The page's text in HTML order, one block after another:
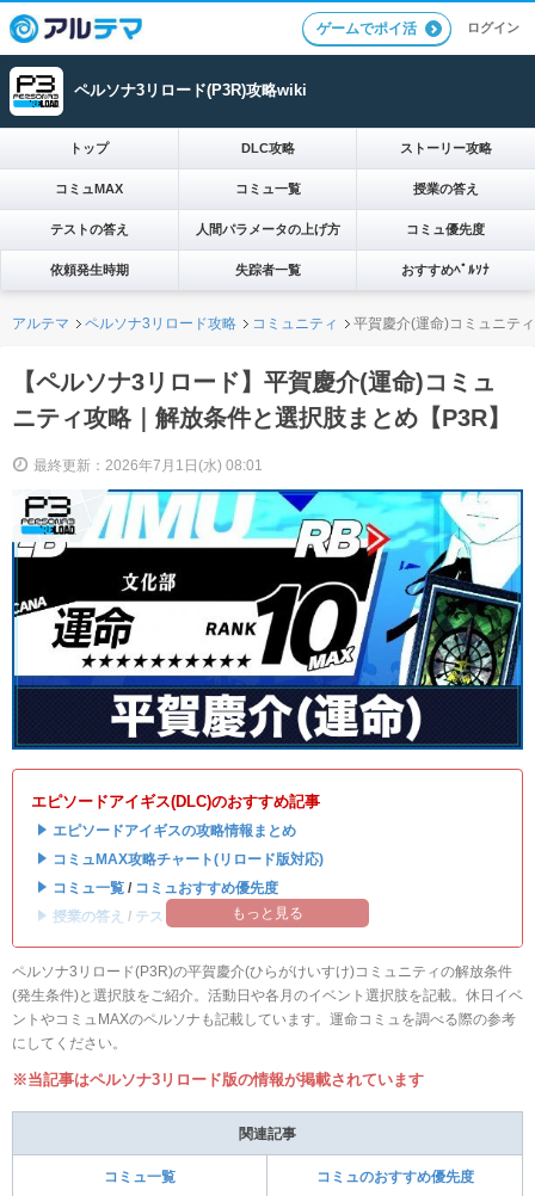
ゲームでポイ活 ログイン
ペルソナ3リロード(P3R)攻略wiki
トップ DLC攻略 ストーリー攻略
コミュMAX コミュ一覧 授業の答え
テストの答え 人間パラメータの上げ方 コミュ優先度
依頼発生時期 失踪者一覧 おすすめﾍﾟﾙｿﾅ
アルテマ ペルソナ3リロード攻略 コミュニティ 平賀慶介(運命)コミュニテ
【ペルソナ3リロード】平賀慶介(運命)コミュ
ニティ攻略｜解放条件と選択肢まとめ【P3R】
最終更新：2026年7月1日(水) 08:01
エピソードアイギス(DLC)のおすすめ記事
・ エピソードアイギスの攻略情報まとめ
・ コミュMAX攻略チャート(リロード版対応)
・ コミュ一覧 / コミュおすすめ優先度
・ 授業の答え / テストの答え もっと見る
ペルソナ3リロード(P3R)の平賀慶介(ひらがけいすけ)コミュニティの解放条件
(発生条件)と選択肢をご紹介。活動日や各月のイベント選択肢を記載。休日イベ
ントやコミュMAXのペルソナも記載しています。運命コミュを調べる際の参考
にしてください。
※当記事はペルソナ3リロード版の情報が掲載されています
関連記事
コミュ一覧 コミュのおすすめ優先度